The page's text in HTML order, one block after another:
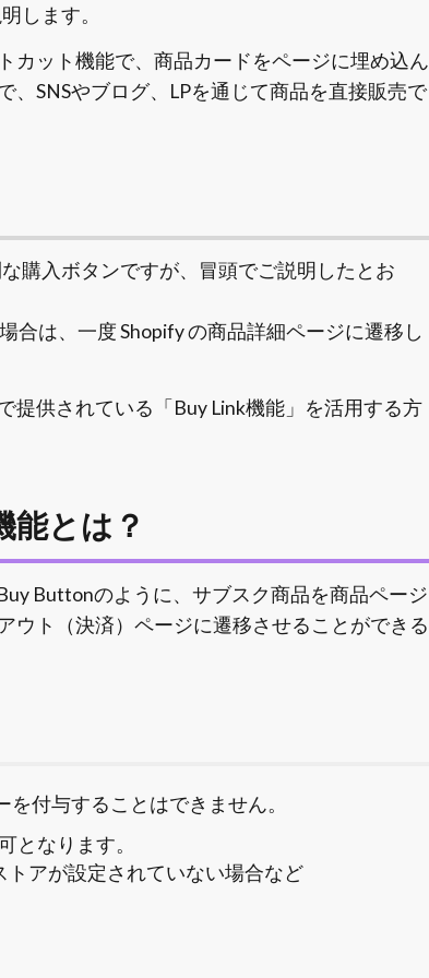
します。
カット機能で、商品カードをページに埋め込ん
SNSやブログ、LPを通じて商品を直接販売で
購入ボタンですが、冒頭でご説明したとお
合は、一度 Shopify の商品詳細ページに遷移し
提供されている「Buy Link機能」を活用する方
能とは？
Buttonのように、サブスク商品を商品ページ
ウト（決済）ページに遷移させることができる
付与することはできません。
となります。
アが設定されていない場合など